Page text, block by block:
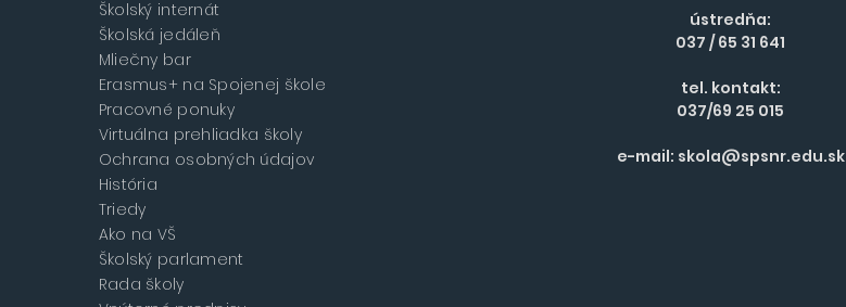
Školský internát
Školská jedáleň
Mliečny bar
Erasmus+ na Spojenej škole
Pracovné ponuky
Virtuálna prehliadka školy
Ochrana osobných údajov
História
Triedy
Ako na VŠ
Školský parlament
Rada školy
ústredňa:
037 / 65 31 641
tel. kontakt:
037/69 25 015
e-mail: skola@spsnr.edu.sk